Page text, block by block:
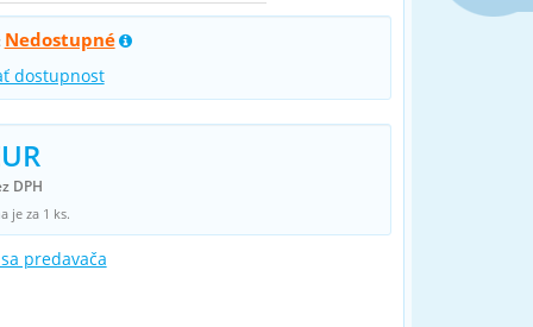
Nedostupné
dostupnost
DPH
je za 1 ks.
predavača